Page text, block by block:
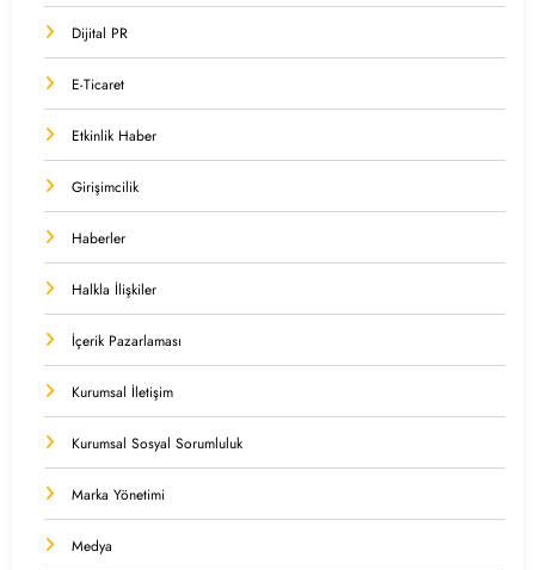
Dijital PR
E-Ticaret
Etkinlik Haber
Girişimcilik
Haberler
Halkla İlişkiler
İçerik Pazarlaması
Kurumsal İletişim
Kurumsal Sosyal Sorumluluk
Marka Yönetimi
Medya